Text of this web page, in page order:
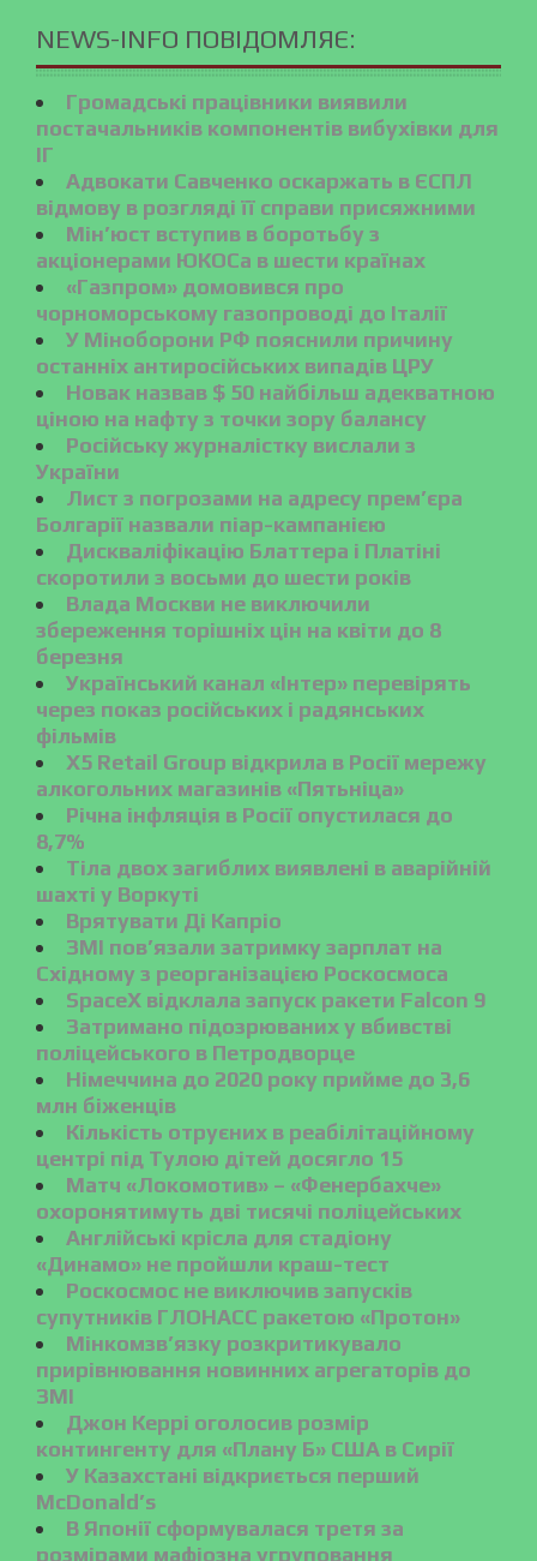
NEWS-INFO ПОВІДОМЛЯЄ:
Громадські працівники виявили
постачальників компонентів вибухівки для
ІГ
Адвокати Савченко оскаржать в ЄСПЛ
відмову в розгляді її справи присяжними
Мін’юст вступив в боротьбу з
акціонерами ЮКОСа в шести країнах
«Газпром» домовився про
чорноморському газопроводі до Італії
У Міноборони РФ пояснили причину
останніх антиросійських випадів ЦРУ
Новак назвав $ 50 найбільш адекватною
ціною на нафту з точки зору балансу
Російську журналістку вислали з
України
Лист з погрозами на адресу прем’єра
Болгарії назвали піар-кампанією
Дискваліфікацію Блаттера і Платіні
скоротили з восьми до шести років
Влада Москви не виключили
збереження торішніх цін на квіти до 8
березня
Український канал «Інтер» перевірять
через показ російських і радянських
фільмів
X5 Retail Group відкрила в Росії мережу
алкогольних магазинів «Пятьніца»
Річна інфляція в Росії опустилася до
8,7%
Тіла двох загиблих виявлені в аварійній
шахті у Воркуті
Врятувати Ді Капріо
ЗМІ пов’язали затримку зарплат на
Східному з реорганізацією Роскосмоса
SpaceX відклала запуск ракети Falcon 9
Затримано підозрюваних у вбивстві
поліцейського в Петродворце
Німеччина до 2020 року прийме до 3,6
млн біженців
Кількість отруєних в реабілітаційному
центрі під Тулою дітей досягло 15
Матч «Локомотив» – «Фенербахче»
охоронятимуть дві тисячі поліцейських
Англійські крісла для стадіону
«Динамо» не пройшли краш-тест
Роскосмос не виключив запусків
супутників ГЛОНАСС ракетою «Протон»
Мінкомзв’язку розкритикувало
прирівнювання новинних агрегаторів до
ЗМІ
Джон Керрі оголосив розмір
контингенту для «Плану Б» США в Сирії
У Казахстані відкриється перший
McDonald’s
В Японії сформувалася третя за
розмірами мафіозна угруповання